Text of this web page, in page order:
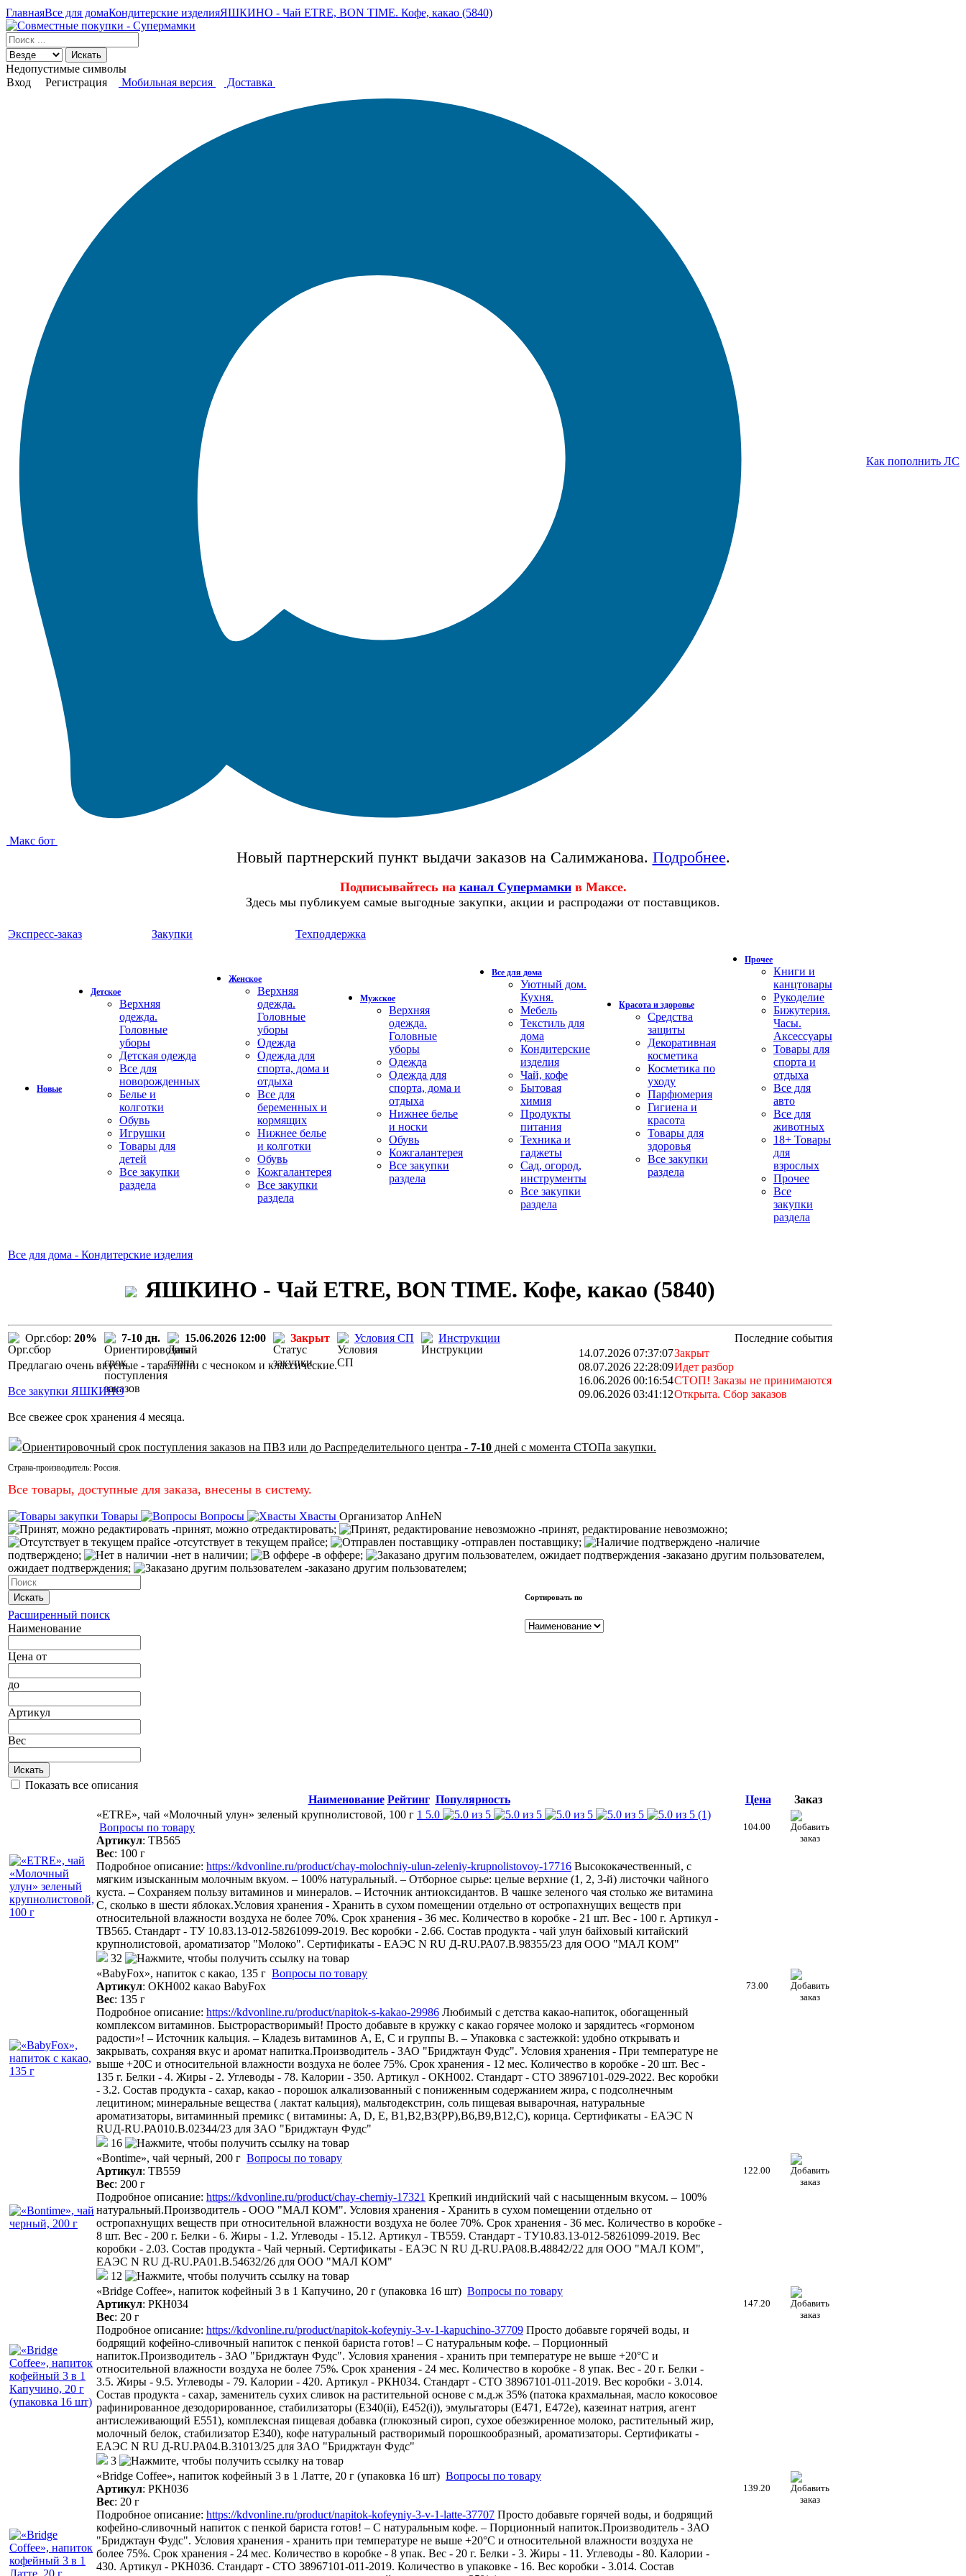
ГлавнаяВсе для домаКондитерские изделияЯШКИНО - Чай ETRE, BON TIME. Кофе, какао (5840)
Искать
Недопустимые символы
Вход
Регистрация Мобильная версия Доставка
Макс бот
Как пополнить ЛС
Новый партнерский пункт выдачи заказов на Салимжанова. Подробнее.
Подписывайтесь на канал Супермамки в Максе.
Здесь мы публикуем самые выгодные закупки, акции и распродажи от поставщиков.
Экспресс-заказ Закупки Техподдержка
Новые
Детское
Верхняя
одежда.
Головные
уборы
Детская одежда
Все для
новорожденных
Белье и
колготки
Обувь
Игрушки
Товары для
детей
Все закупки
раздела
Женское
Верхняя
одежда.
Головные
уборы
Одежда
Одежда для
спорта, дома и
отдыха
Все для
беременных и
кормящих
Нижнее белье
и колготки
Обувь
Кожгалантерея
Все закупки
раздела
Мужское
Верхняя
одежда.
Головные
уборы
Одежда
Одежда для
спорта, дома и
отдыха
Нижнее белье
и носки
Обувь
Кожгалантерея
Все закупки
раздела
Все для дома
Уютный дом.
Кухня.
Мебель
Текстиль для
дома
Кондитерские
изделия
Чай, кофе
Бытовая
химия
Продукты
питания
Техника и
гаджеты
Сад, огород,
инструменты
Все закупки
раздела
Красота и здоровье
Средства
защиты
Декоративная
косметика
Косметика по
уходу
Парфюмерия
Гигиена и
красота
Товары для
здоровья
Все закупки
раздела
Прочее
Книги и
канцтовары
Рукоделие
Бижутерия.
Часы.
Аксессуары
Товары для
спорта и
отдыха
Все для
авто
Все для
животных
18+ Товары
для
взрослых
Прочее
Все
закупки
раздела
Все для дома - Кондитерские изделия
ЯШКИНО - Чай ETRE, BON TIME. Кофе, какао (5840)
Орг.сбор: 20% 7-10 дн. 15.06.2026 12:00 Закрыт Условия СП Инструкции
Последние события
14.07.2026 07:37:07Закрыт
08.07.2026 22:28:09Идет разбор
16.06.2026 00:16:54СТОП! Заказы не принимаются
09.06.2026 03:41:12Открыта. Сбор заказов
Предлагаю очень вкусные - тараллини с чесноком и классические.
Все закупки ЯШКИНО
Все свежее срок хранения 4 месяца.
Ориентировочный срок поступления заказов на ПВЗ или до Распределительного центра - 7-10 дней с момента СТОПа закупки.
Страна-производитель: Россия.
Все товары, доступные для заказа, внесены в систему.
Товары Вопросы Хвасты Организатор AnHeN
-принят, можно отредактировать;
-принят, редактирование невозможно;
-отсутствует в текущем прайсе;
-отправлен поставщику;
-наличие
подтверждено;
-нет в наличии; -в оффере;
-заказано другим пользователем,
ожидает подтверждения;
-заказано другим пользователем;
Искать
Расширенный поиск
Наименование
Цена от
до
Артикул
Вес
Искать
Сортировать по
Показать все описания
Наименование Рейтинг Популярность Цена
Заказ
«ETRE», чай «Молочный улун» зеленый крупнолистовой, 100 г 1 5.0
(1)
Вопросы по товару
Артикул: ТВ565
Вес: 100 г
Подробное описание: https://kdvonline.ru/product/chay-molochniy-ulun-zeleniy-krupnolistovoy-17716 Высококачественный, с
мягким изысканным молочным вкуом. – 100% натуральный. – Отборное сырье: целые верхние (1, 2, 3-й) листочки чайного
куста. – Сохраняем пользу витаминов и минералов. – Источник антиоксидантов. В чашке зеленого чая столько же витамина
С, сколько в шести яблоках.Условия хранения - Хранить в сухом помещении отдельно от остропахнущих веществ при
относительной влажности воздуха не более 70%. Срок хранения - 36 мес. Количество в коробке - 21 шт. Вес - 100 г. Артикул -
ТВ565. Стандарт - ТУ 10.83.13-012-58261099-2019. Вес коробки - 2.66. Состав продукта - чай улун байховый китайский
крупнолистовой, ароматизатор "Молоко". Сертификаты - ЕАЭС N RU Д-RU.РА07.В.98355/23 для ООО "МАЛ КОМ"
32
104.00
«BabyFox», напиток с какао, 135 г Вопросы по товару
Артикул: ОКН002 какао BabyFox
Вес: 135 г
Подробное описание: https://kdvonline.ru/product/napitok-s-kakao-29986 Любимый с детства какао-напиток, обогащенный
комплексом витаминов. Быстрорастворимый! Просто добавьте в кружку с какао горячее молоко и зарядитесь «гормоном
радости»! – Источник кальция. – Кладезь витаминов А, Е, С и группы В. – Упаковка с застежкой: удобно открывать и
закрывать, сохраняя вкус и аромат напитка.Производитель - ЗАО "Бриджтаун Фудс". Условия хранения - При температуре не
выше +20С и относительной влажности воздуха не более 75%. Срок хранения - 12 мес. Количество в коробке - 20 шт. Вес -
135 г. Белки - 4. Жиры - 2. Углеводы - 78. Калории - 350. Артикул - ОКН002. Стандарт - СТО 38967101-029-2022. Вес коробки
- 3.2. Состав продукта - сахар, какао - порошок алкализованный с пониженным содержанием жира, с подсолнечным
лецитином; минеральные вещества ( лактат кальция), мальтодекстрин, соль пищевая выварочная, натуральные
ароматизаторы, витаминный премикс ( витамины: А, D, E, В1,В2,В3(РР),В6,В9,В12,С), корица. Сертификаты - ЕАЭС N
RUД-RU.РА010.В.02344/23 для ЗAO "Бриджтаун Фудс"
16
73.00
«Bontime», чай черный, 200 г Вопросы по товару
Артикул: ТВ559
Вес: 200 г
Подробное описание: https://kdvonline.ru/product/chay-cherniy-17321 Крепкий индийский чай с насыщенным вкусом. – 100%
натуральный.Производитель - ООО "МАЛ КОМ". Условия хранения - Хранить в сухом помещении отдельно от
остропахнущих веществ при относительной влажности воздуха не более 70%. Срок хранения - 36 мес. Количество в коробке -
8 шт. Вес - 200 г. Белки - 6. Жиры - 1.2. Углеводы - 15.12. Артикул - ТВ559. Стандарт - ТУ10.83.13-012-58261099-2019. Вес
коробки - 2.03. Состав продукта - Чай черный. Сертификаты - ЕАЭС N RU Д-RU.РА08.В.48842/22 для ООО "МАЛ КОМ",
ЕАЭС N RU Д-RU.PA01.В.54632/26 для ООО "МАЛ КОМ"
12
122.00
«Bridge Coffee», напиток кофейный 3 в 1 Капучино, 20 г (упаковка 16 шт) Вопросы по товару
Артикул: РКН034
Вес: 20 г
Подробное описание: https://kdvonline.ru/product/napitok-kofeyniy-3-v-1-kapuchino-37709 Просто добавьте горячей воды, и
бодрящий кофейно-сливочный напиток с пенкой бариста готов! – С натуральным кофе. – Порционный
напиток.Производитель - ЗАО "Бриджтаун Фудс". Условия хранения - хранить при температуре не выше +20°С и
относительной влажности воздуха не более 75%. Срок хранения - 24 мес. Количество в коробке - 8 упак. Вес - 20 г. Белки -
3.5. Жиры - 9.5. Углеводы - 79. Калории - 420. Артикул - РКН034. Стандарт - СТО 38967101-011-2019. Вес коробки - 3.014.
Состав продукта - сахар, заменитель сухих сливок на растительной основе с м.д.ж 35% (патока крахмальная, масло кокосовое
рафинированное дезодорированное, стабилизаторы (Е340(ii), Е452(i)), эмульгаторы (Е471, Е472е), казеинат натрия, агент
антислеживающий Е551), комплексная пищевая добавка (глюкозный сироп, сухое обезжиренное молоко, растительный жир,
молочный белок, стабилизатор E340), кофе натуральный растворимый порошкообразный, ароматизаторы. Сертификаты -
ЕАЭС N RU Д-RU.РА04.В.31013/25 для ЗAO "Бриджтаун Фудс"
3
147.20
«Bridge Coffee», напиток кофейный 3 в 1 Латте, 20 г (упаковка 16 шт) Вопросы по товару
Артикул: РКН036
Вес: 20 г
Подробное описание: https://kdvonline.ru/product/napitok-kofeyniy-3-v-1-latte-37707 Просто добавьте горячей воды, и бодрящий
кофейно-сливочный напиток с пенкой бариста готов! – С натуральным кофе. – Порционный напиток.Производитель - ЗАО
"Бриджтаун Фудс". Условия хранения - хранить при температуре не выше +20°С и относительной влажности воздуха не
более 75%. Срок хранения - 24 мес. Количество в коробке - 8 упак. Вес - 20 г. Белки - 3. Жиры - 11. Углеводы - 80. Калории -
430. Артикул - РКН036. Стандарт - СТО 38967101-011-2019. Количество в упаковке - 16. Вес коробки - 3.014. Состав
139.20